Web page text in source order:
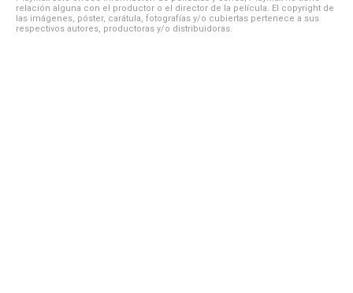
relación alguna con el productor o el director de la película. El copyright de
las imágenes, póster, carátula, fotografías y/o cubiertas pertenece a sus
respectivos autores, productoras y/o distribuidoras.